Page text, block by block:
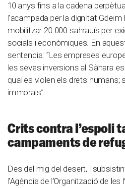
10 anys fins a la cadena
l’acampada per la dignitat Gdeim
mobilitzar 20.000 sahrauís per
socials i econòmiques. En
sentencia: “Les empreses
les seves inversions al Sàhara
qual es violen els drets humans;
immorals”.
Crits contra l’espoli
campaments de
Des del mig del desert, i
l’Agència de l’Organització de